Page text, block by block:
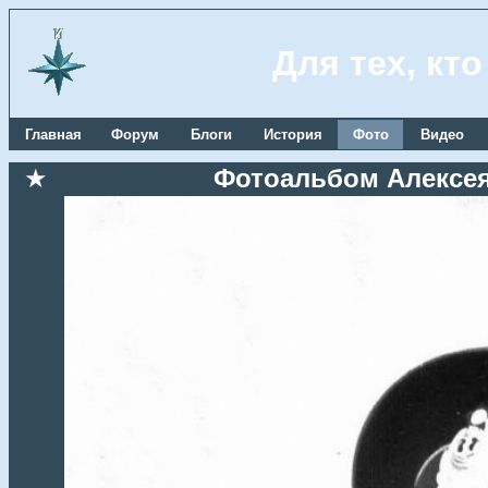
Для тех,
Главная Форум Блоги История Фото Видео
★ Фотоальбом